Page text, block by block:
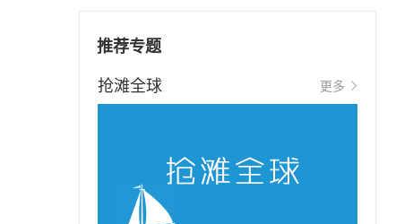
推荐专题
抢滩全球 更多